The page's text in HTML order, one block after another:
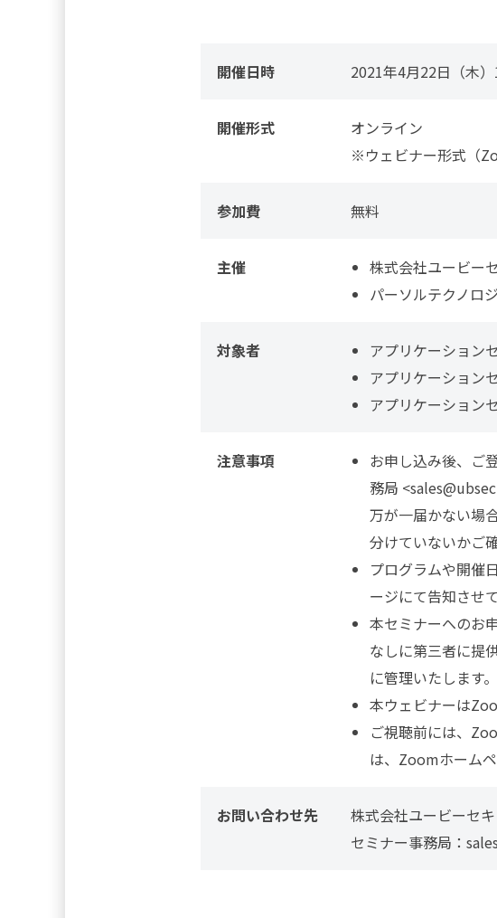
開催日時 2021年4月22日（木
開催形式
オンライン
※ウェビナー形式（
参加費 無料
主催
株式会社ユービー
パーソルテクノロ
対象者
アプリケーション
アプリケーション
アプリケーション
注意事項
お申し込み後、ご
務局 <
万が一届かない場
分けていないかご
プログラムや開催
ージにて告知させ
本セミナーへのお
なしに第三者に提
に管理いたします。
本ウェビナーは
ご視聴前には、
は、Zoomホーム
お問い合わせ先
株式会社ユービーセ
セミナー事務局：